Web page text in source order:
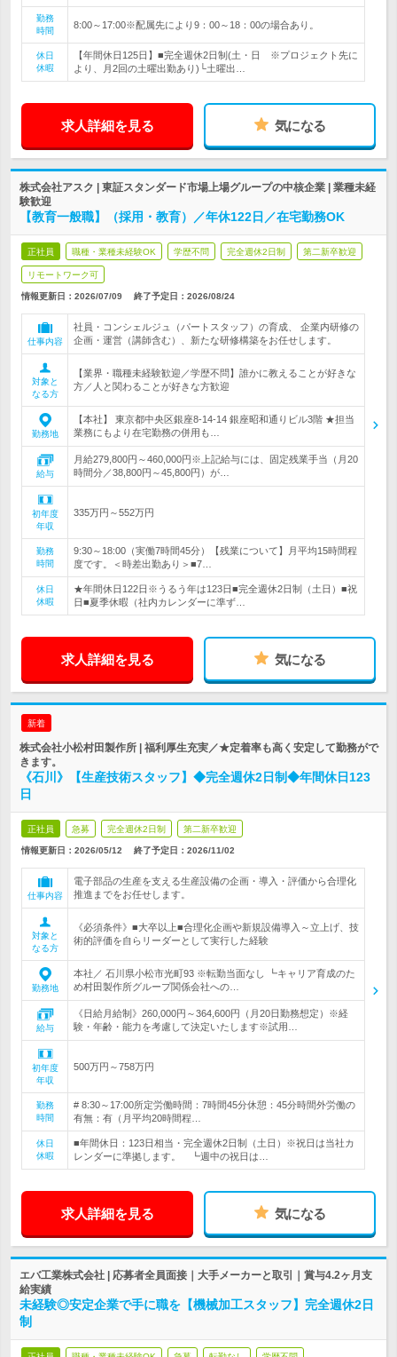
勤務
時間
8:00～17:00※配属先により9：00～18：00の場合あり。
休日
休暇
【年間休日125日】■完全週休2日制(土・日 ※プロジェクト先に
より、月2回の土曜出勤あり)└土曜出…
求人詳細を見る 気になる
株式会社アスク | 東証スタンダード市場上場グループの中核企業 | 業種未経
験歓迎
【教育一般職】（採用・教育）／年休122日／在宅勤務OK
正社員 職種・業種未経験OK 学歴不問 完全週休2日制 第二新卒歓迎
リモートワーク可
情報更新日：2026/07/09 終了予定日： 2026/08/24
仕事内容
社員・コンシェルジュ（パートスタッフ）の育成、 企業内研修の
企画・運営（講師含む）、新たな研修構築をお任せします。
対象と
なる方
【業界・職種未経験歓迎／学歴不問】誰かに教えることが好きな
方／人と関わることが好きな方歓迎
勤務地
【本社】 東京都中央区銀座8-14-14 銀座昭和通りビル3階 ★担当
業務にもより在宅勤務の併用も…
給与
月給279,800円～460,000円※上記給与には、固定残業手当（月20
時間分／38,800円～45,800円）が…
初年度
年収
335万円～552万円
勤務
時間
9:30～18:00（実働7時間45分）【残業について】月平均15時間程
度です。＜時差出勤あり＞■7…
休日
休暇
★年間休日122日※うるう年は123日■完全週休2日制（土日）■祝
日■夏季休暇（社内カレンダーに準ず…
求人詳細を見る 気になる
新着
株式会社小松村田製作所 | 福利厚生充実／★定着率も高く安定して勤務がで
きます。
《石川》【生産技術スタッフ】◆完全週休2日制◆年間休日123
日
正社員 急募 完全週休2日制 第二新卒歓迎
情報更新日：2026/05/12 終了予定日： 2026/11/02
仕事内容
電子部品の生産を支える生産設備の企画・導入・評価から合理化
推進までをお任せします。
対象と
なる方
《必須条件》■大卒以上■合理化企画や新規設備導入～立上げ、技
術的評価を自らリーダーとして実行した経験
勤務地
本社／ 石川県小松市光町93 ※転勤当面なし ┗キャリア育成のた
め村田製作所グループ関係会社への…
給与
《日給月給制》260,000円～364,600円（月20日勤務想定）※経
験・年齢・能力を考慮して決定いたします※試用…
初年度
年収
500万円～758万円
勤務
時間
# 8:30～17:00所定労働時間：7時間45分休憩：45分時間外労働の
有無：有（月平均20時間程…
休日
休暇
■年間休日：123日相当・完全週休2日制（土日）※祝日は当社カ
レンダーに準拠します。 ┗週中の祝日は…
求人詳細を見る 気になる
エバ工業株式会社 | 応募者全員面接｜大手メーカーと取引｜賞与4.2ヶ月支
給実績
未経験◎安定企業で手に職を【機械加工スタッフ】完全週休2日
制